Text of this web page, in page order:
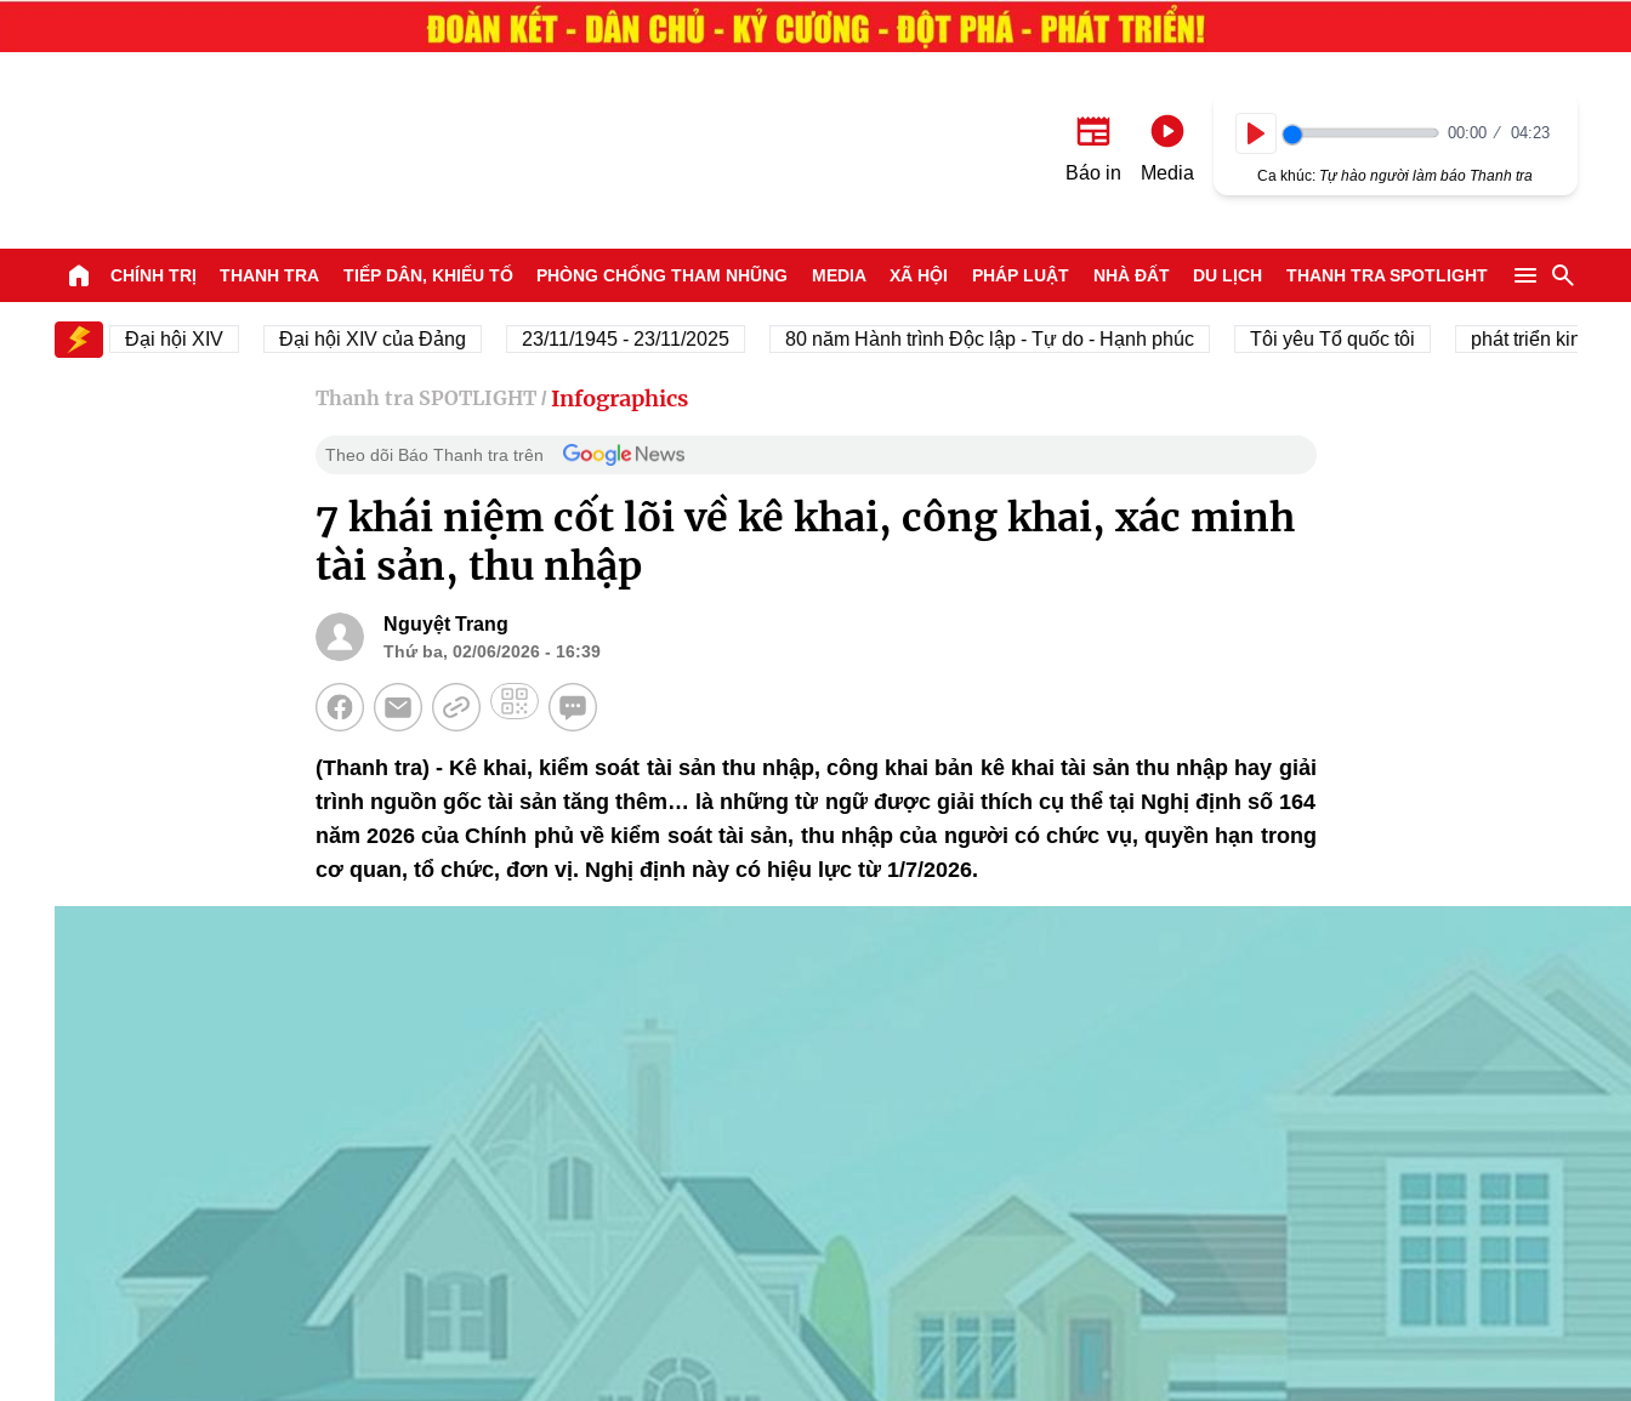
Báo in Media
00:00 04:23
Ca khúc: Tự hào người làm báo Thanh tra
CHÍNH TRỊ THANH TRA TIẾP DÂN, KHIẾU TỐ PHÒNG CHỐNG THAM NHŨNG MEDIA XÃ HỘI PHÁP LUẬT NHÀ ĐẤT DU LỊCH THANH TRA SPOTLIGHT
Đại hội XIV Đại hội XIV của Đảng 23/11/1945 - 23/11/2025 80 năm Hành trình Độc lập - Tự do - Hạnh phúc Tôi yêu Tổ quốc tôi phát triển kinh tế tư nhân
Thanh tra SPOTLIGHT / Infographics
Theo dõi Báo Thanh tra trên
7 khái niệm cốt lõi về kê khai, công khai, xác minh
tài sản, thu nhập
Nguyệt Trang
Thứ ba, 02/06/2026 - 16:39
(Thanh tra) - Kê khai, kiểm soát tài sản thu nhập, công khai bản kê khai tài sản thu nhập hay giải
trình nguồn gốc tài sản tăng thêm… là những từ ngữ được giải thích cụ thể tại Nghị định số 164
năm 2026 của Chính phủ về kiểm soát tài sản, thu nhập của người có chức vụ, quyền hạn trong
cơ quan, tổ chức, đơn vị. Nghị định này có hiệu lực từ 1/7/2026.